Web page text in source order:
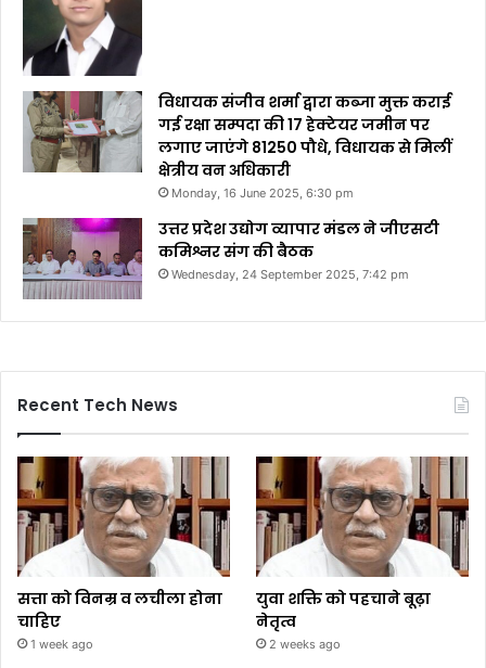
विधायक संजीव शर्मा द्वारा कब्जा मुक्त कराई
गई रक्षा सम्पदा की 17 हेक्टेयर जमीन पर
लगाए जाएंगे 81250 पौधे, विधायक से मिलीं
क्षेत्रीय वन अधिकारी
Monday, 16 June 2025, 6:30 pm
उत्तर प्रदेश उद्योग व्यापार मंडल ने जीएसटी
कमिश्नर संग की बैठक
Wednesday, 24 September 2025, 7:42 pm
Recent Tech News
सत्ता को विनम्र व लचीला होना
चाहिए
1 week ago
युवा शक्ति को पहचाने बूढ़ा
नेतृत्व
2 weeks ago